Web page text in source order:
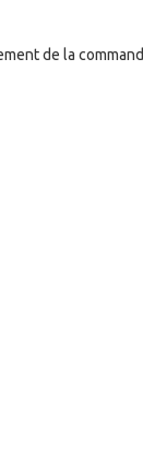
de la